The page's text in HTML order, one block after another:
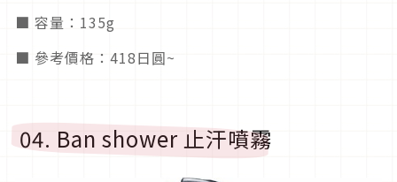
■ 容量：135g
■ 參考價格：418日圓~
04. Ban shower 止汗噴霧